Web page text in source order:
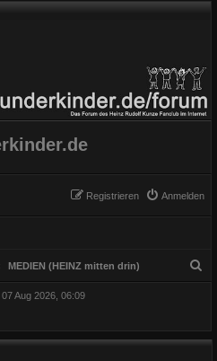
Anmelden
Registrieren
MEDIEN (HEINZ mitten drin)
Aug 2026, 06:09